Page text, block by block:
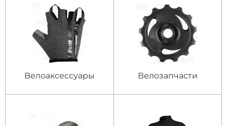
Bелоаксессуары Велозапчасти